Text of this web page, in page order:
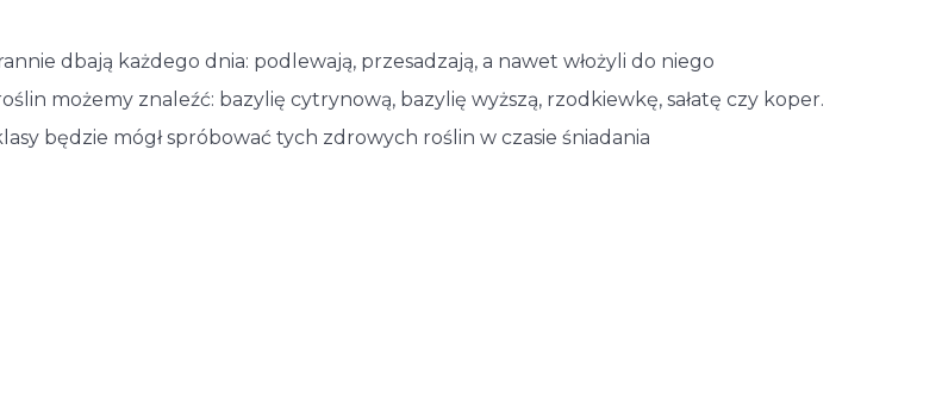
dbają każdego dnia: podlewają, przesadzają, a nawet włożyli do niego
możemy znaleźć: bazylię cytrynową, bazylię wyższą, rzodkiewkę, sałatę czy koper.
będzie mógł spróbować tych zdrowych roślin w czasie śniadania